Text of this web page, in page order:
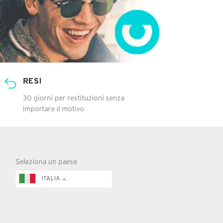
RESI
30 giorni per restituzioni senza
importare il motivo
Seleziona un paese
ITALIA